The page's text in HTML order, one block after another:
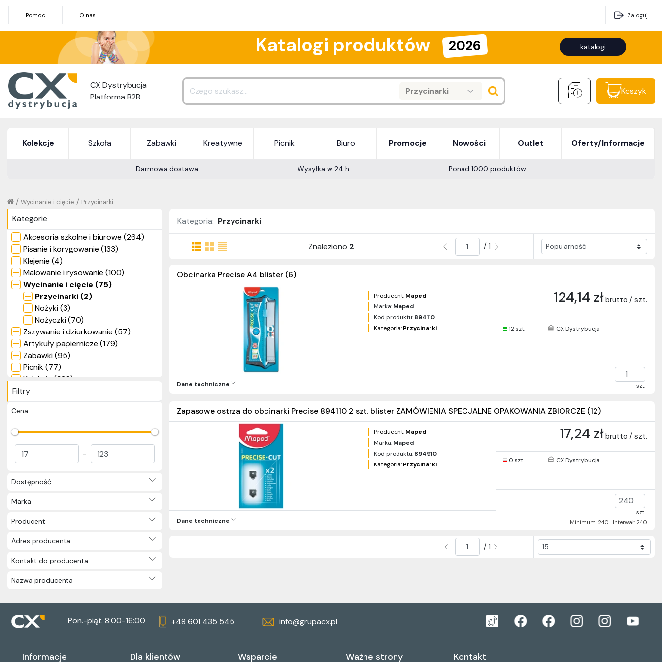
Pomoc O nas Zaloguj
Katalogi produktów 2026 katalogi
CX Dystrybucja
Platforma B2B
Przycinarki
Search Koszyk
Kolekcje Szkoła Zabawki Kreatywne Picnik Biuro Promocje Nowości Outlet Oferty/Informacje
Darmowa dostawa Wysyłka w 24 h Ponad 1000 produktów
Przycinarki
/
Wycinanie i cięcie
/
Kategorie
Akcesoria szkolne i biurowe (264)
Pisanie i korygowanie (133)
Klejenie (4)
Malowanie i rysowanie (100)
Wycinanie i cięcie (75)
Przycinarki (2)
Nożyki (3)
Nożyczki (70)
Zszywanie i dziurkowanie (57)
Artykuły papiernicze (179)
Zabawki (95)
Picnik (77)
Kolekcje (326)
Inne (9)
Filtry
Cena
-
Dostępność
Marka
Producent
Adres producenta
Kontakt do producenta
Nazwa producenta
Kategoria: Przycinarki
Znaleziono 2 / 1
Obcinarka Precise A4 blister (6)
Producent:Maped
Marka:Maped
Kod produktu:894110
Kategoria:Przycinarki
Dane techniczne
124,14 zł brutto / szt.
12 szt. CX Dystrybucja
szt.
Zapasowe ostrza do obcinarki Precise 894110 2 szt. blister ZAMÓWIENIA SPECJALNE OPAKOWANIA ZBIORCZE (12)
Producent:Maped
Marka:Maped
Kod produktu:894910
Kategoria:Przycinarki
Dane techniczne
17,24 zł brutto / szt.
0 szt. CX Dystrybucja
szt.
Minimum: 240
Interwał: 240
/ 1
Pon.-piąt. 8:00-16:00 +48 601 435 545 info@grupacx.pl
Informacje Dla klientów Wsparcie Ważne strony Kontakt